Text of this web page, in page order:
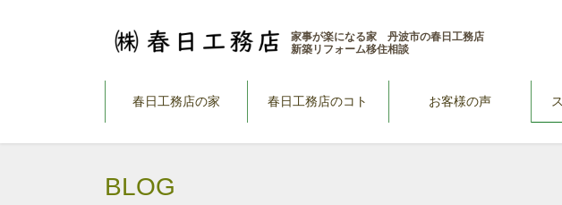
家事が楽になる家 丹波市の春日工務店
新築リフォーム移住相談
春日工務店の家 春日工務店のコト お客様の声
BLOG